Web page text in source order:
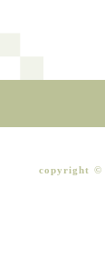
copyright ©